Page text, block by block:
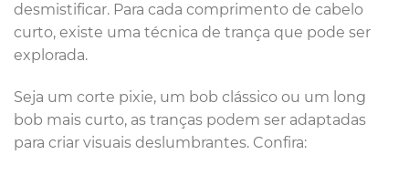
desmistificar. Para cada comprimento de cabelo
curto, existe uma técnica de trança que pode ser
explorada.
Seja um corte pixie, um bob clássico ou um long
bob mais curto, as tranças podem ser adaptadas
para criar visuais deslumbrantes. Confira: